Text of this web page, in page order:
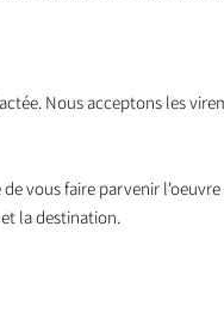
Nous acceptons les
vous faire parvenir
la destination.